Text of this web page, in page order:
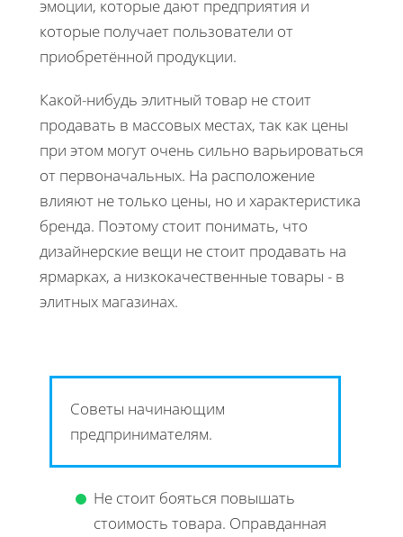
эмоции, которые дают предприятия и
которые получает пользователи от
приобретённой продукции.
Какой-нибудь элитный товар не стоит
продавать в массовых местах, так как цены
при этом могут очень сильно варьироваться
от первоначальных. На расположение
влияют не только цены, но и характеристика
бренда. Поэтому стоит понимать, что
дизайнерские вещи не стоит продавать на
ярмарках, а низкокачественные товары - в
элитных магазинах.
Советы начинающим
предпринимателям.
Не стоит бояться повышать
стоимость товара. Оправданная